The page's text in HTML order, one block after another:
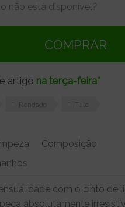
não está disponível?
artigo na terça-feira*
Tule
Composição
com o cinto de
absolutamente